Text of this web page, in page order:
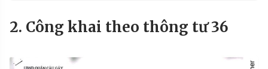
2. Công khai theo thông tư 36